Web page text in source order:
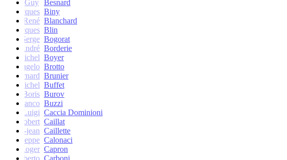
Guy Besnard
Jacques Biny
René Blanchard
Jacques Blin
Serge Bogorat
André Borderie
Michel Boyer
Angelo Brotto
Bernard Brunier
Michel Buffet
Boris Burov
Franco Buzzi
Luigi Caccia Dominioni
Robert Caillat
René-jean Caillette
Giuseppe Calonaci
Roger Capron
Erberto Carboni